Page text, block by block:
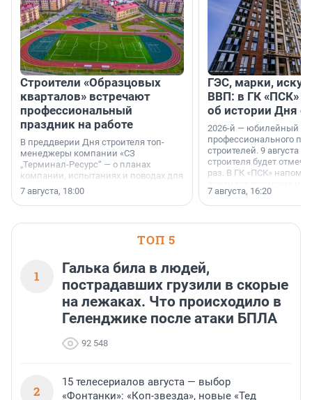
Строители «Образцовых
кварталов» встречают
профессиональный
праздник на работе
В преддверии Дня строителя топ-
менеджеры компании «СЗ
„Терминал-Ресурс“ — о планах
компании, испытаниях и поводах для
осторожного оптимизма.
7 августа, 18:00
ГЭС, марки,
ВВП: в ГК «ПСК»
об истории Дня
2026-й — юбилейный
профессионального
строителей. 9 августа
строителя будет
раз. В ГК «ПСК»
поменялась роль
7 августа, 16:20
ТОП 5
1
Галька била в людей,
пострадавших грузили в скорые
на лежаках. Что происходило в
Геленджике после атаки БПЛА
92 548
2
15 телесериалов августа — выбор
«Фонтанки»: «Коп-звезда», новые «Тед